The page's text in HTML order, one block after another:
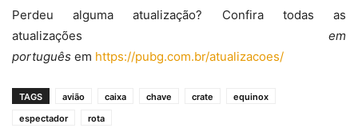
Perdeu alguma atualização? Confira todas as
atualizações em
português em https://pubg.com.br/atualizacoes/
TAGS avião caixa chave crate
equinox
espectador
rota